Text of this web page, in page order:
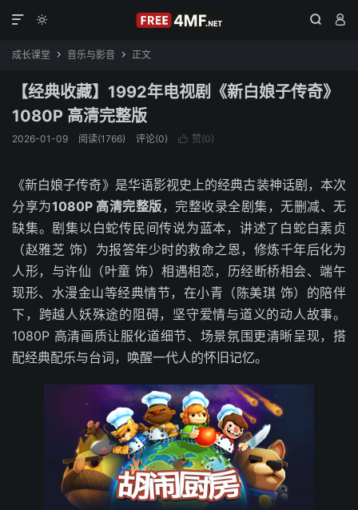
  

成长课堂  音乐与影音  正文
【经典收藏】1992年电视剧《新白娘子传奇》
1080P 高清完整版
2026-01-09 阅读(1766) 评论(0)  赞(0)
《新白娘子传奇》是华语影视史上的经典古装神话剧，本次
分享为1080P 高清完整版，完整收录全剧集，无删减、无
缺集。剧集以白蛇传民间传说为蓝本，讲述了白蛇白素贞
（赵雅芝 饰）为报答年少时的救命之恩，修炼千年后化为
人形，与许仙（叶童 饰）相遇相恋，历经断桥相会、端午
现形、水漫金山等经典情节，在小青（陈美琪 饰）的陪伴
下，跨越人妖殊途的阻碍，坚守爱情与道义的动人故事。
1080P 高清画质让服化道细节、场景氛围更清晰呈现，搭
配经典配乐与台词，唤醒一代人的怀旧记忆。